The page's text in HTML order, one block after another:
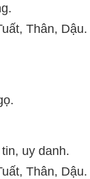
Thân, Dậu.
uy danh.
Thân, Dậu.